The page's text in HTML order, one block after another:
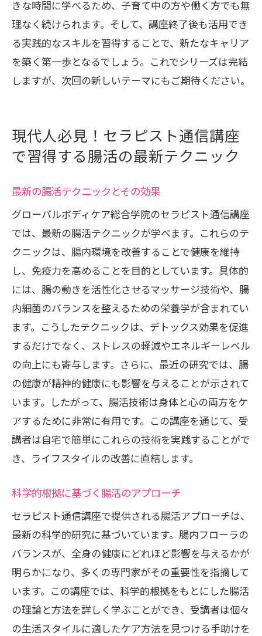
きな時間に学べるため、子育て中の方や働く方でも無
理なく続けられます。そして、講座終了後も活用でき
る実践的なスキルを習得することで、新たなキャリア
を築く第一歩となるでしょう。これでシリーズは完結
しますが、次回の新しいテーマにもご期待ください。
現代人必見！セラピスト通信講座
で習得する腸活の最新テクニック
最新の腸活テクニックとその効果
グローバルボディケア総合学院のセラピスト通信講座
では、最新の腸活テクニックが学べます。これらのテ
クニックは、腸内環境を改善することで健康を維持
し、免疫力を高めることを目的としています。具体的
には、腸の動きを活性化させるマッサージ技術や、腸
内細菌のバランスを整えるための栄養学が含まれてい
ます。こうしたテクニックは、デトックス効果を促進
するだけでなく、ストレスの軽減やエネルギーレベル
の向上にも寄与します。さらに、最近の研究では、腸
の健康が精神的健康にも影響を与えることが示されて
います。したがって、腸活技術は身体と心の両方をケ
アするために非常に有用です。この講座を通じて、受
講者は自宅で簡単にこれらの技術を実践することがで
き、ライフスタイルの改善に直結します。
科学的根拠に基づく腸活のアプローチ
セラピスト通信講座で提供される腸活アプローチは、
最新の科学的研究に基づいています。腸内フローラの
バランスが、全身の健康にどれほど影響を与えるかが
明らかになり、多くの専門家がその重要性を指摘して
います。この講座では、科学的根拠をもとにした腸活
の理論と方法を詳しく学ぶことができ、受講者は個々
の生活スタイルに適したケア方法を見つける手助けを